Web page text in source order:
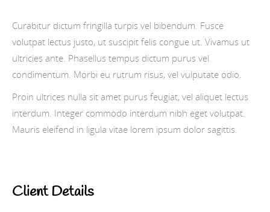
Curabitur dictum fringilla turpis vel bibendum. Fusce
volutpat lectus justo, ut suscipit felis congue ut. Vivamus ut
ultricies ante. Phasellus tempus dictum purus vel
condimentum. Morbi eu rutrum risus, vel vulputate odio.
Proin ultrices nulla sit amet purus feugiat, vel aliquet lectus
interdum. Integer commodo interdum nibh eget volutpat.
Mauris eleifend in ligula vitae lorem ipsum dolor sagittis.
Client Details